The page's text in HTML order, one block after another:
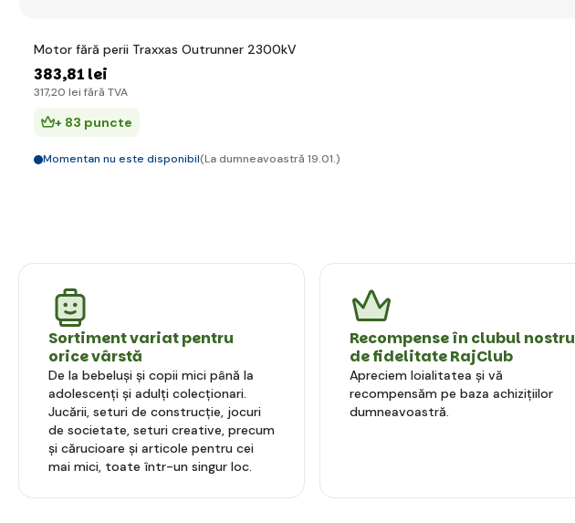
Motor fără perii Traxxas Outrunner 2300kV
383,81 lei
317,20 lei fără TVA
+ 83 puncte
Momentan nu este disponibil(La dumneavoastră 19.01.)
Sortiment variat pentru
orice vârstă
De la bebeluși și copii mici până la
adolescenți și adulți colecționari.
Jucării, seturi de construcție, jocuri
de societate, seturi creative, precum
și cărucioare și articole pentru cei
mai mici, toate într-un singur loc.
Recompense în clubul nostru
de fidelitate RajClub
Apreciem loialitatea și vă
recompensăm pe baza achizițiilor
dumneavoastră.